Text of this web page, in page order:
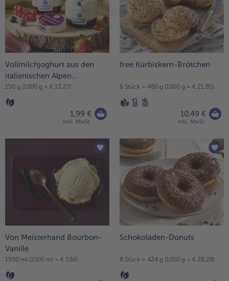
Vollmilchjoghurt aus den
italienischen Alpen
Waldfrüchte
150 g (1000 g = € 13,27)
1,99 €
inkl. MwSt.
free Kürbiskern-Brötchen
6 Stück = 480 g (1000 g = € 21,85)
10,49 €
inkl. MwSt.
Von Meisterhand Bourbon-
Vanille
1500 ml (1000 ml = € 7,66)
Schokoladen-Donuts
8 Stück = 424 g (1000 g = € 28,28)